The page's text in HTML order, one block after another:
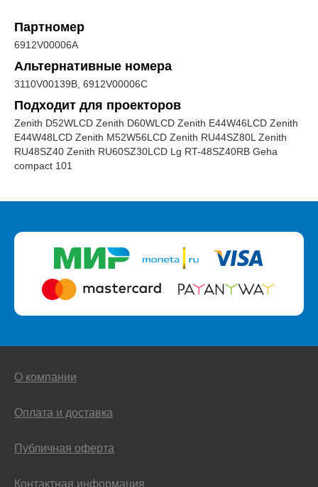
Партномер
6912V00006A
Альтернативные номера
3110V00139B, 6912V00006C
Подходит для проекторов
Zenith D52WLCD Zenith D60WLCD Zenith E44W46LCD Zenith
E44W48LCD Zenith M52W56LCD Zenith RU44SZ80L Zenith
RU48SZ40 Zenith RU60SZ30LCD Lg RT-48SZ40RB Geha
compact 101
О компании
Оплата и доставка
Публичная оферта
Контактная информация